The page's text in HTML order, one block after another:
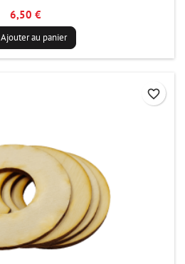
6,50 €
Ajouter au panier
favorite_border